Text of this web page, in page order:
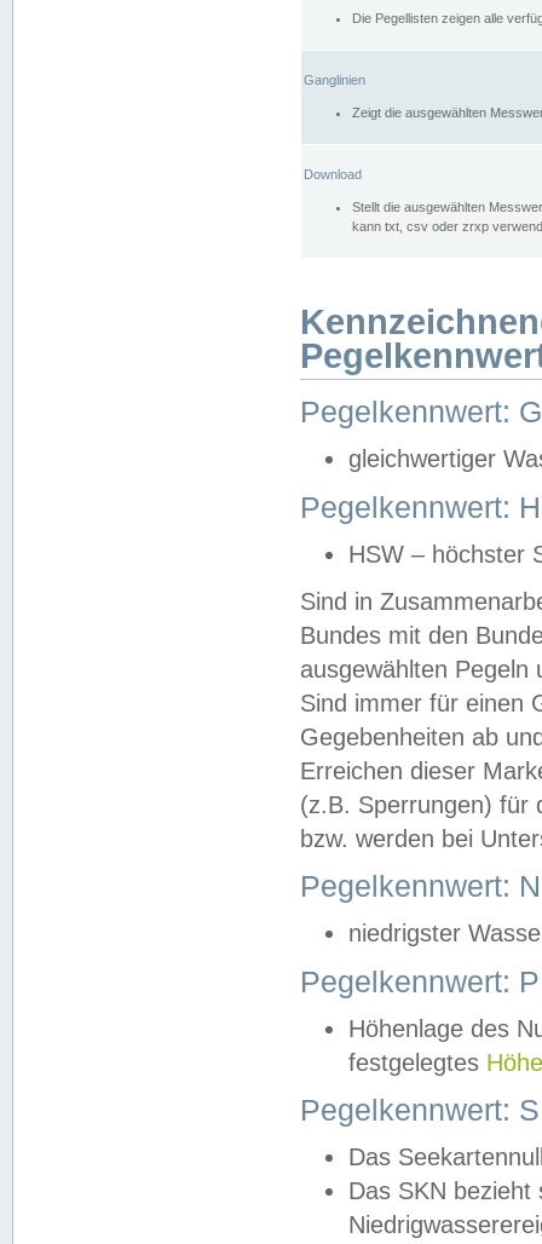
Die Pegellisten zeigen alle
Ganglinien
Zeigt die ausgewählten
Download
Stellt die ausgewählten
kann txt, csv oder zrxp
Pegelkennwert:
gleichwertiger
Pegelkennwert:
HSW – höchster
Sind in
Bundes mit den
ausgewählten
Sind immer für einen
Gegebenheiten ab
Erreichen dieser
(z.B. Sperrungen) für
bzw. werden bei
Pegelkennwert:
niedrigster
Pegelkennwert:
Höhenlage des
festgelegtes
Pegelkennwert:
Das
Das SKN